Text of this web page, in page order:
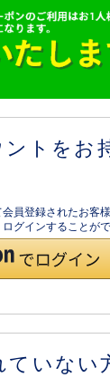
トをお
員登録されたお客様
グインすることがで
ていない